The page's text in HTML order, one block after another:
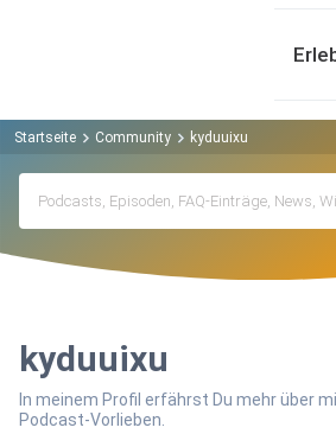
Startseite Community kyduuixu
kyduuixu
In meinem Profil erfährst Du mehr über
Podcast-Vorlieben.